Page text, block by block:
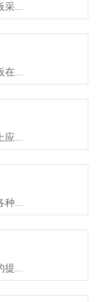
采...
在...
应...
种...
提...